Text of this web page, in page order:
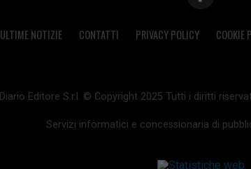
ULTIME NOTIZIE CONTATTI PRIVACY POLICY COOKIE
Diario Editore S.r.l. © Copyright 2025 Tutti i diritti
Servizi informatici e concessionaria di